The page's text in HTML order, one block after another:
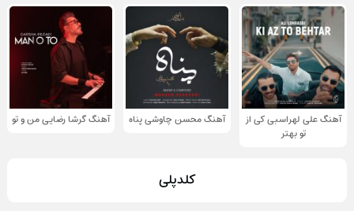
آهنگ علی لهراسبی کی از
تو ‌بهتر
آهنگ محسن چاوشی پناه آهنگ گرشا رضایی من و تو
کلدپلی